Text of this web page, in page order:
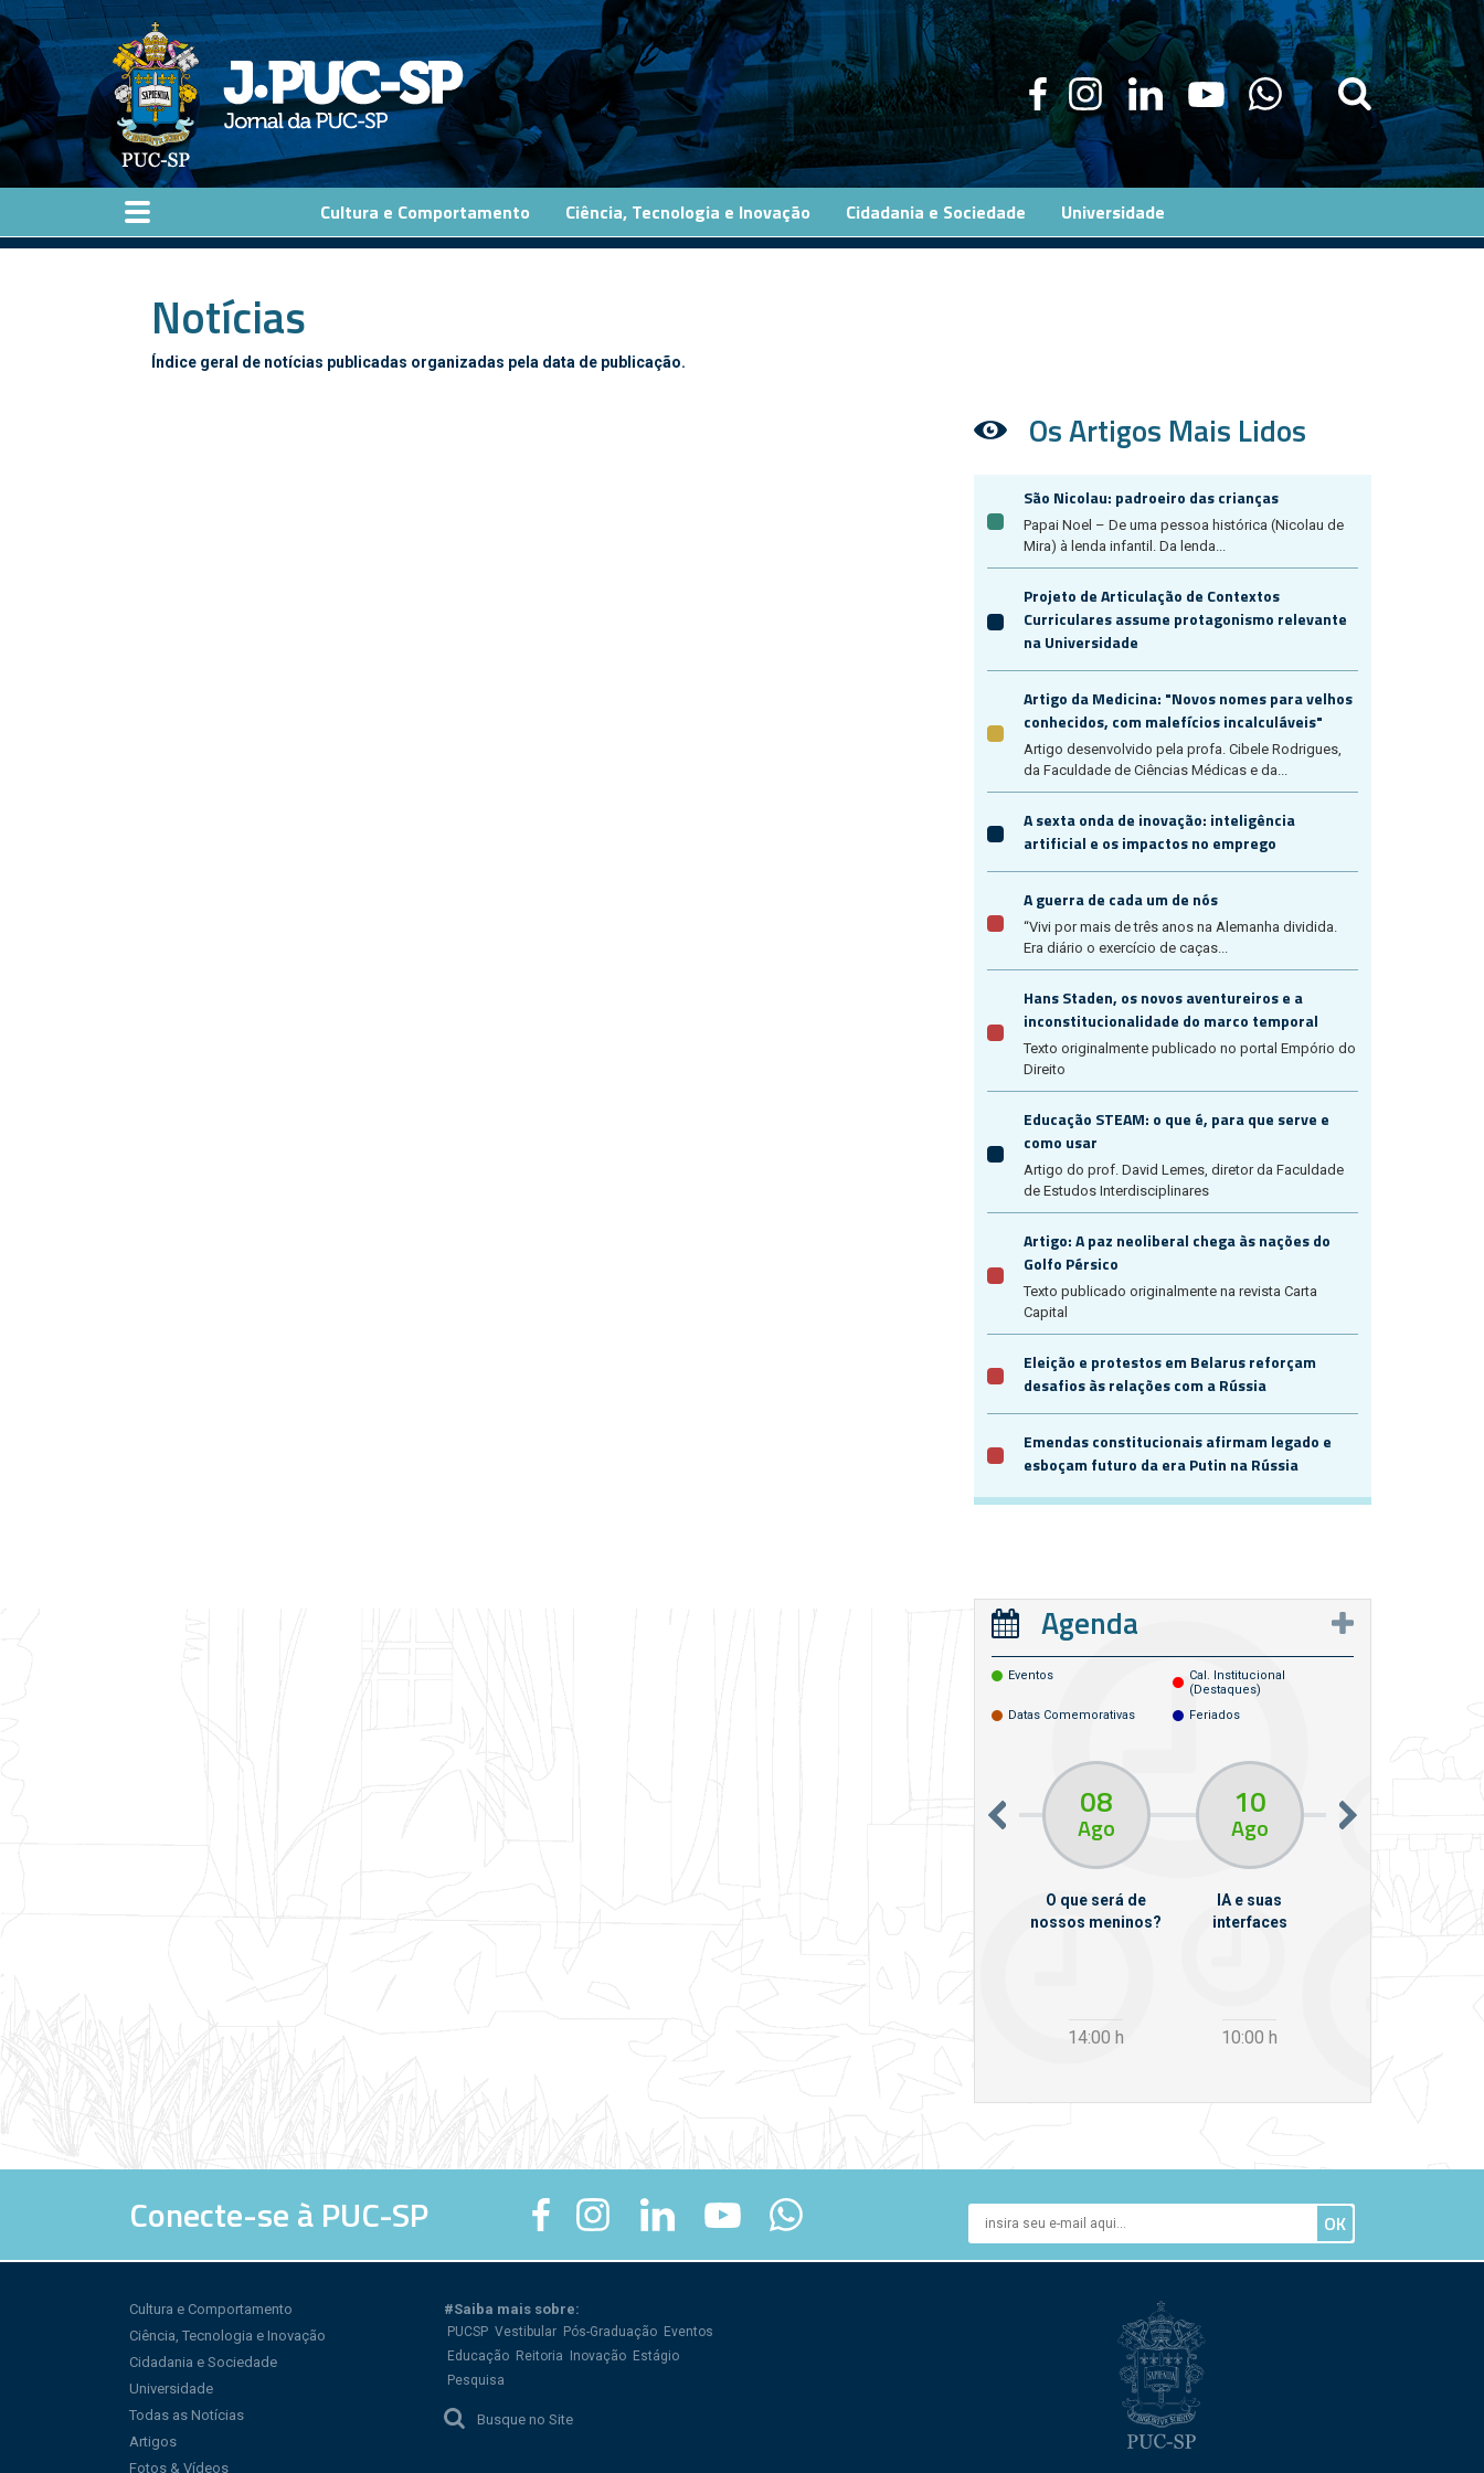
Pular para o conteúdo principal
Cultura e Comportamento Ciência, Tecnologia e Inovação Cidadania e Sociedade Universidade
Notícias
Índice geral de notícias publicadas organizadas pela data de publicação.
Os Artigos Mais Lidos
São Nicolau: padroeiro das crianças
Papai Noel – De uma pessoa histórica (Nicolau de
Mira) à lenda infantil. Da lenda...
Projeto de Articulação de Contextos
Curriculares assume protagonismo relevante
na Universidade
Artigo da Medicina: "Novos nomes para velhos
conhecidos, com malefícios incalculáveis"
Artigo desenvolvido pela profa. Cibele Rodrigues,
da Faculdade de Ciências Médicas e da...
A sexta onda de inovação: inteligência
artificial e os impactos no emprego
A guerra de cada um de nós
“Vivi por mais de três anos na Alemanha dividida.
Era diário o exercício de caças...
Hans Staden, os novos aventureiros e a
inconstitucionalidade do marco temporal
Texto originalmente publicado no portal Empório do
Direito
Educação STEAM: o que é, para que serve e
como usar
Artigo do prof. David Lemes, diretor da Faculdade
de Estudos Interdisciplinares
Artigo: A paz neoliberal chega às nações do
Golfo Pérsico
Texto publicado originalmente na revista Carta
Capital
Eleição e protestos em Belarus reforçam
desafios às relações com a Rússia
Emendas constitucionais afirmam legado e
esboçam futuro da era Putin na Rússia
Agenda
Eventos
Cal. Institucional
(destaques)
Datas Comemorativas
Feriados
08
Ago
O que será de
nossos meninos?
14:00 h
10
Ago
IA e suas
interfaces
10:00 h
Conecte-se à PUC-SP
Cultura e Comportamento
Ciência, Tecnologia e Inovação
Cidadania e Sociedade
Universidade
Todas as Notícias
Artigos
Fotos & Vídeos
#Saiba mais sobre:
PUCSP Vestibular Pós-Graduação Eventos
Educação Reitoria Inovação Estágio
Pesquisa
Busque no Site